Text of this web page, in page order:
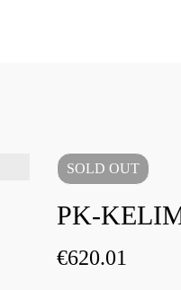
SOLD OUT
PK-
€620.01